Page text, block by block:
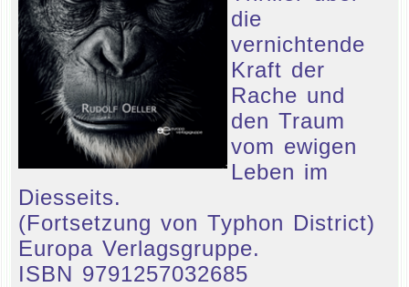
die
vernichtende
Kraft der
Rache und
den Traum
vom ewigen
Leben im
Diesseits.
(Fortsetzung von Typhon District)
Europa Verlagsgruppe.
ISBN 9791257032685